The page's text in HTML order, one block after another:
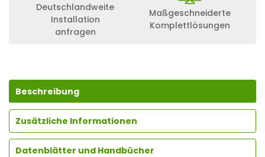
Deutschlandweite
Installation
anfragen
Maßgeschneiderte
Komplettlösungen
Beschreibung
Zusätzliche Informationen
Datenblätter und Handbücher